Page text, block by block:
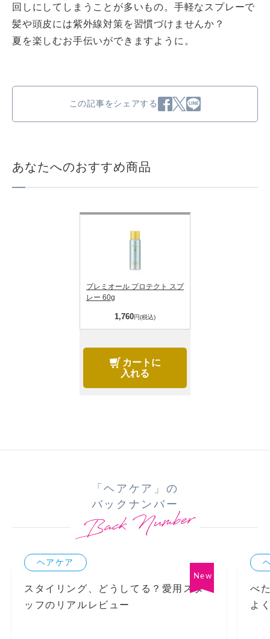
回しにしてしまうことが多いもの。手軽なスプレーで
髪や頭皮には紫外線対策を習慣づけませんか？
夏を楽しむお手伝いができますように。
この記事をシェアする
あなたへのおすすめ商品
プレミオール プロテクト スプ
レー 60ɡ
1,760円(税込)
カートに
入れる
「ヘアケア」の
バックナンバー
ヘアケア
スタイリング、どうしてる？愛用スタ
ッフのリアルレビュー
べ
よ